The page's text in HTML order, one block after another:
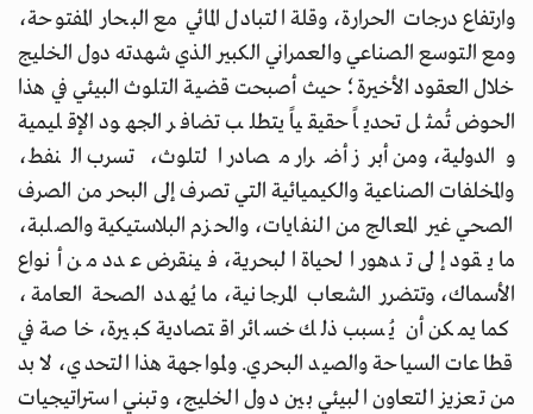
وارتفاع درجات الحرارة، وقلة التبادل المائي مع البحار المفتوحة،
ومع التوسع الصناعي والعمراني الكبير الذي شهدته دول الخليج
خلال العقود الأخيرة؛ حيث أصبحت قضية التلوث البيئي في هذا
الحوض تُمثل تحدياً حقيقياً يتطلب تضافر الجهود الإقليمية
والدولية، ومن أبرز أضرار مصادر التلوث، تسرب النفط،
والمخلفات الصناعية والكيميائية التي تصرف إلى البحر من الصرف
الصحي غير المعالج من النفايات، والحزم البلاستيكية والصلبة،
ما يقود إلى تدهور الحياة البحرية، فينقرض عدد من أنواع
الأسماك، وتتضرر الشعاب المرجانية، ما يُهدد الصحة العامة،
كما يمكن أن يُسبب ذلك خسائر اقتصادية كبيرة، خاصة في
قطاعات السياحة والصيد البحري. ولمواجهة هذا التحدي، لا بد
من تعزيز التعاون البيئي بين دول الخليج، وتبني استراتيجيات